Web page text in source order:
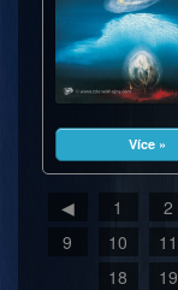
Více »
◀ 1 2
9
10 11
18
19